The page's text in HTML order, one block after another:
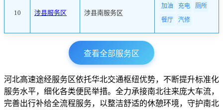
10 涉县服务区 涉县南服务区
加油 充电
厕所
餐厅
汽修
查看全部服务区
河北高速途经服务区依托华北交通枢纽优势，不断提升标准化
服务水平，细化各类便民举措。全力承接南北往来庞大车流，
完善出行补给全流程服务，以整洁舒适的休憩环境，守护南北